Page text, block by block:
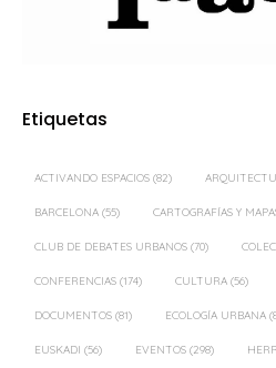
Etiquetas
ACTIVANDO ESPACIOS (82)
BARCELONA (55) CARTOGRAFÍAS Y
CLUB DE DEBATES URBANOS (70)
CONFERENCIAS (174) CULTURA (56)
DOCUMENTOS (81) ECOLOGÍA URBANA
EUSKADI (56) EVENTOS (298)